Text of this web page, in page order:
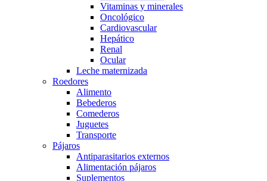
Vitaminas y minerales
Oncológico
Cardiovascular
Hepático
Renal
Ocular
Leche maternizada
Roedores
Alimento
Bebederos
Comederos
Juguetes
Transporte
Pájaros
Antiparasitarios externos
Alimentación pájaros
Suplementos